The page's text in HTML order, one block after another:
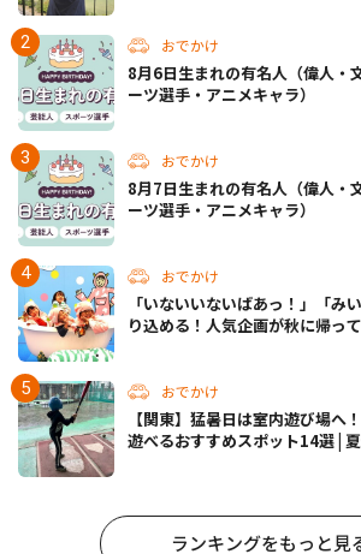
おでかけ
8月6日生まれの有名人（偉人・
ーツ選手・アニメキャラ）
おでかけ
8月7日生まれの有名人（偉人・
ーツ選手・アニメキャラ）
おでかけ
「いないいないばあっ！」「み
り込める！人気企画が秋に帰っ
おでかけ
【関東】猛暑日は室内遊び場へ
遊べるおすすめスポット14選 |
ランキングをもっと見